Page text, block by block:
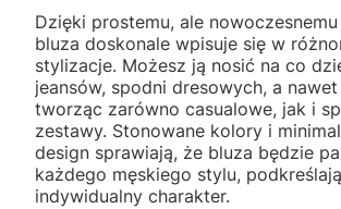
Dzięki prostemu, ale
bluza doskonale wpisuje się w
stylizacje. Możesz ją nosić na co
jeansów, spodni dresowych, a
tworząc zarówno casualowe, jak i
zestawy. Stonowane kolory i
design sprawiają, że bluza będzie
każdego męskiego stylu,
indywidualny charakter.